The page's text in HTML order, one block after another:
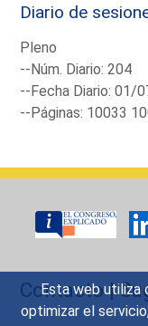
Esta web utiliza
optimizar el
Diario de
Pleno
--Núm. Diario: 204
--Fecha Diario: 01/
--Páginas: 10033
Contacto|